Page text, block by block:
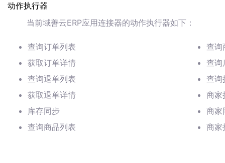
动作执行器
当前域善云ERP应用连接器的动作执行器如下：
查询订单列表
获取订单详情
查询退单列表
获取退单详情
库存同步
查询商品列表
查询
查询
查询
商家
商家
商家